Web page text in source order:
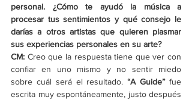
personal. ¿Cómo te ayudó la música a
procesar tus sentimientos y qué consejo le
darías a otros artistas que quieren plasmar
sus experiencias personales en su arte?
CM: Creo que la respuesta tiene que ver con
confiar en uno mismo y no sentir miedo
sobre cuál será el resultado. “A Guide” fue
escrita muy espontáneamente, justo después